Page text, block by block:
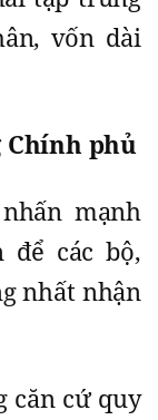
vốn dài
Chính phủ
mạnh
để các bộ,
nhất nhận
căn cứ quy